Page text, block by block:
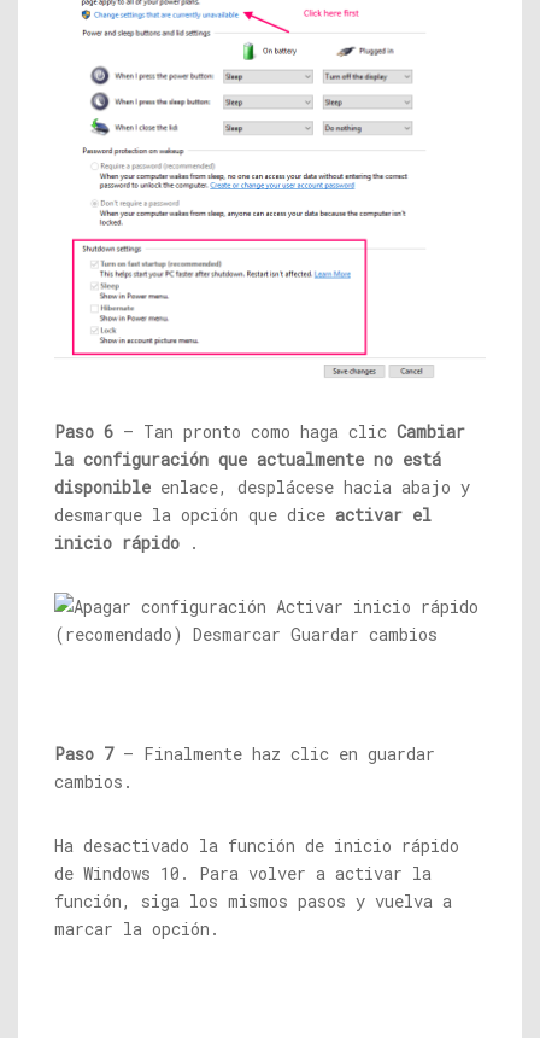
Paso 6 – Tan pronto como haga clic Cambiar
la configuración que actualmente no está
disponible enlace, desplácese hacia abajo y
desmarque la opción que dice activar el
inicio rápido .
Paso 7– Finalmente haz clic en guardar
cambios.
Ha desactivado la función de inicio rápido
de Windows 10. Para volver a activar la
función, siga los mismos pasos y vuelva a
marcar la opción.